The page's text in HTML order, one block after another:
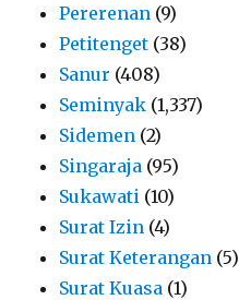
Pererenan (9)
Petitenget (38)
Sanur (408)
Seminyak (1,337)
Sidemen (2)
Singaraja (95)
Sukawati (10)
Surat Izin (4)
Surat Keterangan (5)
Surat Kuasa (1)